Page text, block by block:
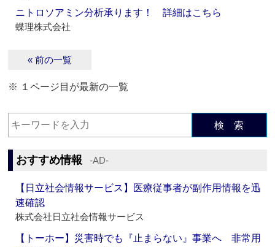
ニトロソアミン分析承ります！ 詳細はこちら
蝶理株式会社
« 前の一覧
※ １ページ目が最新の一覧
検 索
おすすめ情報 ‐AD‐
【日立社会情報サービス】医療従事者が副作用情報を迅
速確認
株式会社日立社会情報サービス
【トーホー】災害時でも『止まらない』事業へ 非常用